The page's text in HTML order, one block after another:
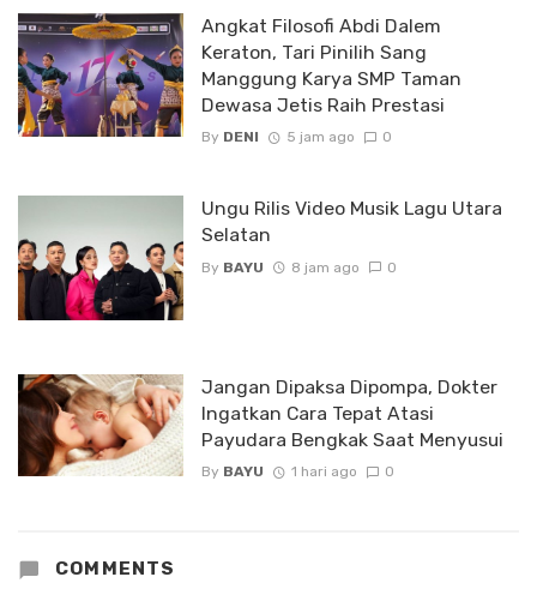
Angkat Filosofi Abdi Dalem
Keraton, Tari Pinilih Sang
Manggung Karya SMP Taman
Dewasa Jetis Raih Prestasi
By DENI 5 jam ago 0
Ungu Rilis Video Musik Lagu Utara
Selatan
By BAYU 8 jam ago 0
Jangan Dipaksa Dipompa, Dokter
Ingatkan Cara Tepat Atasi
Payudara Bengkak Saat Menyusui
By BAYU 1 hari ago 0
COMMENTS